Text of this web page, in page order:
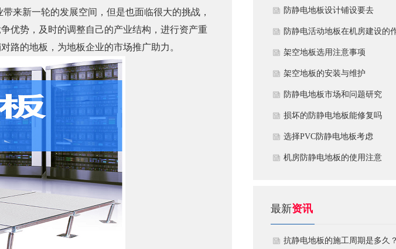
带来新一轮的发展空间，但是也面临很大的挑战，
优势，及时的调整自己的产业结构，进行资产重
路的地板，为地板企业的市场推广助力。
定制化应用方案
​防静电地板设计铺设要去
防静电活动地板在机房建设的
用
​架空地板选用注意事项
​架空地板的安装与维护
防静电地板市场和问题研究
损坏的防静电地板能修复吗
​选择PVC防静电地板考虑
机房防静电地板的使用注意
最新资讯
抗静电地板的施工周期是多久